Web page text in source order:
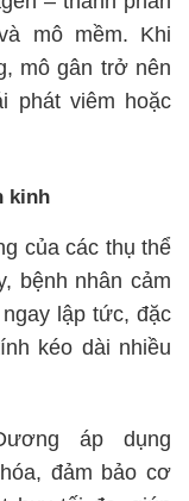
mô mềm. Khi
mô gân trở nên
phát viêm hoặc
kinh
của các thụ thể
bệnh nhân cảm
lập tức, đặc
kéo dài nhiều
áp dụng
đảm bảo cơ